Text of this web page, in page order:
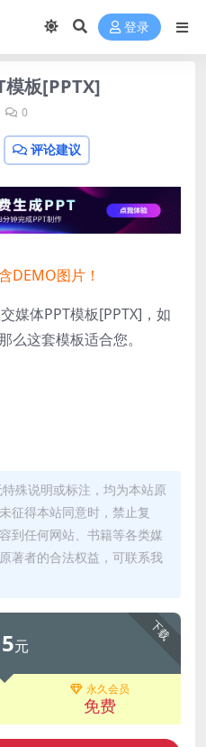
登录
模板[PPTX]
0
评论建议
DEMO图片！
媒体PPT模板[PPTX]，如
么这套模板适合您。
殊说明或标注，均为本站原
征得本站同意时，禁止复
到任何网站、书籍等各类媒
著者的合法权益，可联系我
下载
5元
永久会员
免费